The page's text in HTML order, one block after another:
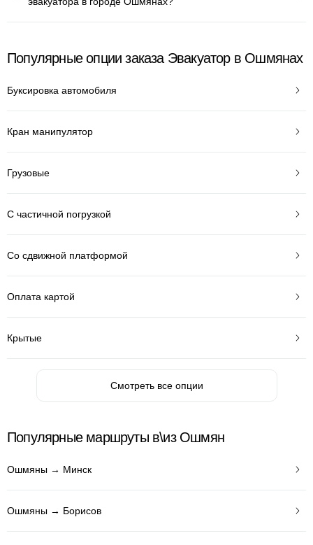
Популярные опции заказа Эвакуатор в Ошмянах
Буксировка автомобиля
Кран манипулятор
Грузовые
С частичной погрузкой
Со сдвижной платформой
Оплата картой
Крытые
Смотреть все опции
Популярные маршруты в\из Ошмян
Ошмяны → Минск
Ошмяны → Борисов